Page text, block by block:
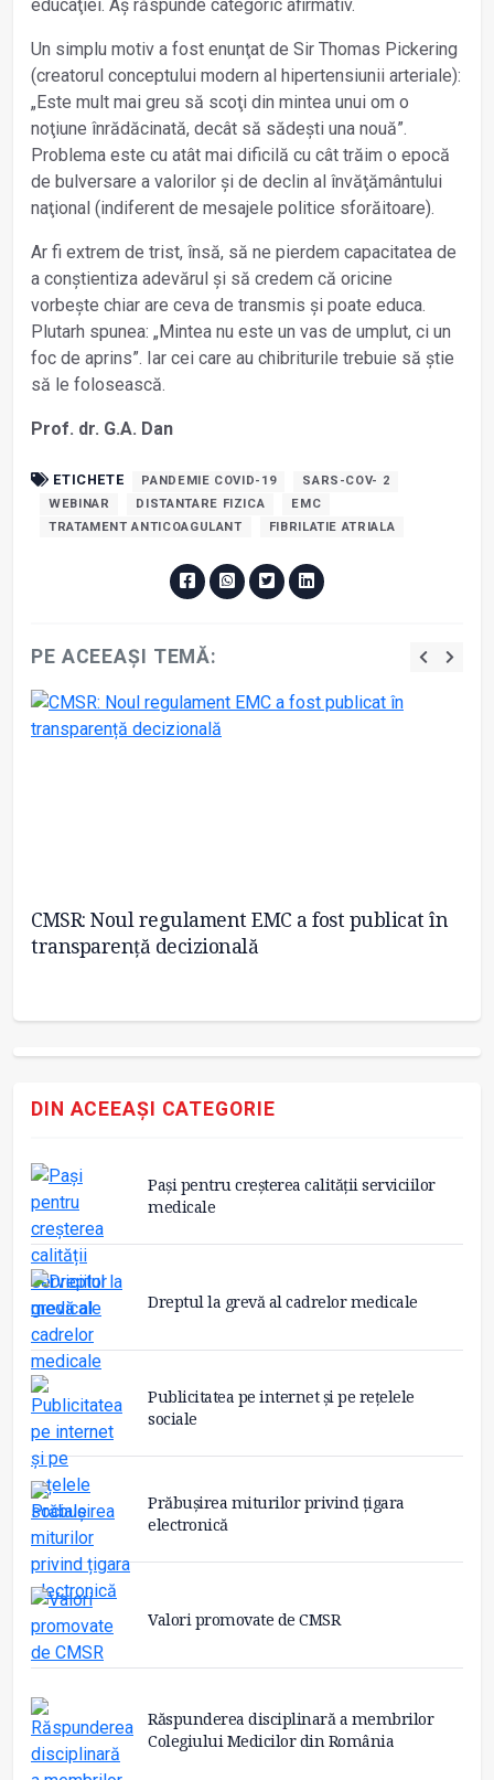
educaţiei. Aș răspunde categoric afirmativ.
Un simplu motiv a fost enunţat de Sir Thomas Pickering
(creatorul conceptului modern al hipertensiunii arteriale):
„Este mult mai greu să scoţi din mintea unui om o
noţiune înrădăcinată, decât să sădești una nouă”.
Problema este cu atât mai dificilă cu cât trăim o epocă
de bulversare a valorilor și de declin al învăţământului
naţional (indiferent de mesajele politice sforăitoare).
Ar fi extrem de trist, însă, să ne pierdem capacitatea de
a conștientiza adevărul și să credem că oricine
vorbește chiar are ceva de transmis și poate educa.
Plutarh spunea: „Mintea nu este un vas de umplut, ci un
foc de aprins”. Iar cei care au chibriturile trebuie să știe
să le folosească.
Prof. dr. G.A. Dan
ETICHETE PANDEMIE COVID-19
SARS-COV- 2
WEBINAR
DISTANTARE FIZICA
EMC
TRATAMENT ANTICOAGULANT
FIBRILATIE ATRIALA
PE ACEEAȘI TEMĂ:
CMSR: Noul regulament EMC a fost publicat în
transparență decizională
DIN ACEEAȘI CATEGORIE
Pași pentru creșterea calității serviciilor
medicale
Dreptul la grevă al cadrelor medicale
Publicitatea pe internet și pe rețelele
sociale
Prăbușirea miturilor privind țigara
electronică
Valori promovate de CMSR
Răspunderea disciplinară a membrilor
Colegiului Medicilor din România